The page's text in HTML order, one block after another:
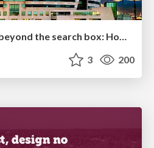
Beyond borders and beyond the search box: How to win the global "messy middle" with AI-driven SEO
3 200